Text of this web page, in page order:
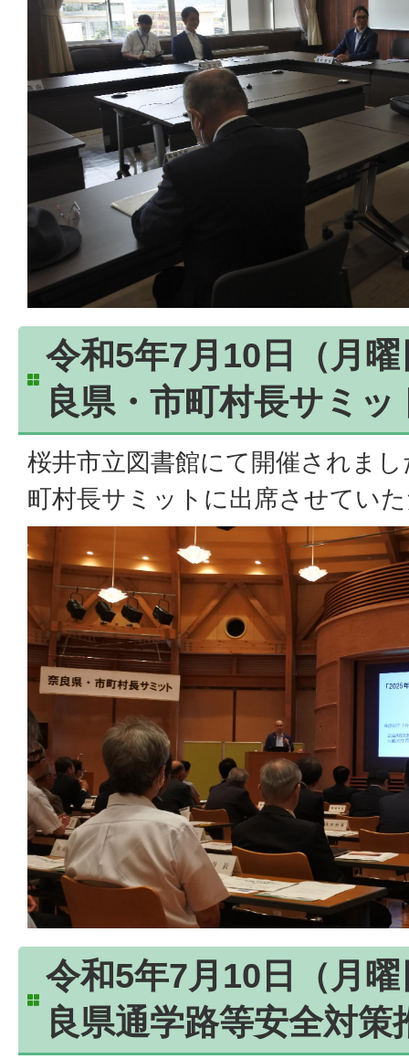
令和5年7月10日（月
良県・市町村長サミッ
桜井市立図書館にて開催されま
町村長サミットに出席させてい
令和5年7月10日（月
良県通学路等安全対策